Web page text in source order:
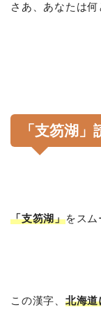
さあ、あなたは何
「支笏湖
「支笏湖」をスム
この漢字、 北海道